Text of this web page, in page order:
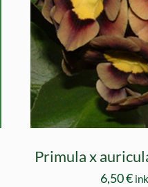
Primula x
6,50€